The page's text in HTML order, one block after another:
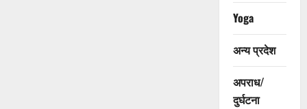
Yoga
अन्य प्रदेश
अपराध/
दुर्घटना